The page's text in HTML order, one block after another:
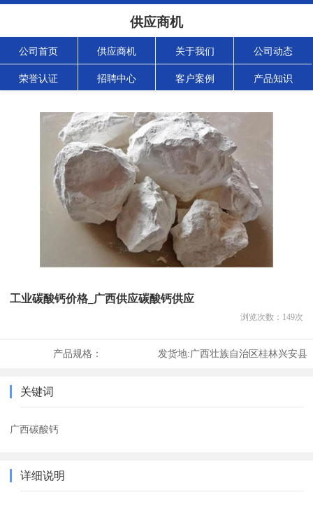
供应商机
公司首页 供应商机 关于我们 公司动态
荣誉认证 招聘中心 客户案例 产品知识
工业碳酸钙价格_广西供应碳酸钙供应
浏览次数： 149次
产品规格： 发货地:广西壮族自治区桂林兴安县
关键词
广西碳酸钙
详细说明